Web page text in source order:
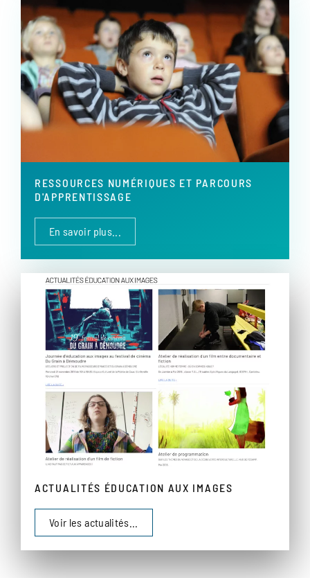
RESSOURCES NUMÉRIQUES ET PARCOURS
D'APPRENTISSAGE
En savoir plus...
ACTUALITÉS ÉDUCATION AUX IMAGES
Voir les actualités...